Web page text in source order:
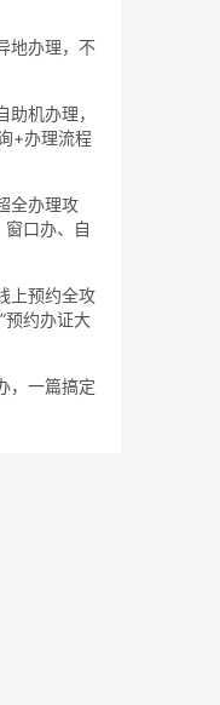
地办理，不
助机办理，
+办理流程
全办理攻
窗口办、自
上预约全攻
预约办证大
，一篇搞定